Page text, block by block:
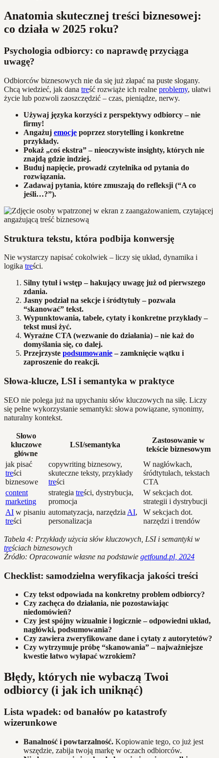
Anatomia skutecznej treści biznesowej:
co działa w 2025 roku?
Psychologia odbiorcy: co naprawdę przyciąga
uwagę?
Odbiorców biznesowych nie da się już złapać na puste slogany.
Chcą wiedzieć, jak dana treść rozwiąże ich realne problemy, ułatwi
życie lub pozwoli zaoszczędzić – czas, pieniądze, nerwy.
Używaj języka korzyści z perspektywy odbiorcy – nie
firmy!
Angażuj emocje poprzez storytelling i konkretne
przykłady.
Pokaż „coś ekstra” – nieoczywiste insighty, których nie
znajdą gdzie indziej.
Buduj napięcie, prowadź czytelnika od pytania do
rozwiązania.
Zadawaj pytania, które zmuszają do refleksji (“A co
jeśli…?”).
Struktura tekstu, która podbija konwersję
Nie wystarczy napisać cokolwiek – liczy się układ, dynamika i
logika treści.
Silny tytuł i wstęp – hakujący uwagę już od pierwszego
zdania.
Jasny podział na sekcje i śródtytuły – pozwala
“skanować” tekst.
Wypunktowania, tabele, cytaty i konkretne przykłady –
tekst musi żyć.
Wyraźne CTA (wezwanie do działania) – nie każ do
domyślania się, co dalej.
Przejrzyste podsumowanie– zamknięcie wątku i
zaproszenie do reakcji.
Słowa-klucze, LSI i semantyka w praktyce
SEO nie polega już na upychaniu słów kluczowych na siłę. Liczy
się pełne wykorzystanie semantyki: słowa powiązane, synonimy,
naturalny kontekst.
Słowo
kluczowe
główne
LSI/semantyka
Zastosowanie w
tekście biznesowym
jak pisać
treści
biznesowe
copywriting biznesowy,
skuteczne teksty, przykłady
treści
W nagłówkach,
śródtytułach, tekstach
CTA
content
marketing
strategia treści, dystrybucja,
promocja
W sekcjach dot.
strategii i dystrybucji
AI w pisaniu
treści
automatyzacja, narzędzia AI,
personalizacja
W sekcjach dot.
narzędzi i trendów
Tabela 4: Przykłady użycia słów kluczowych, LSI i semantyki w
treściach biznesowych
Źródło: Opracowanie własne na podstawie getfound.pl, 2024
Checklist: samodzielna weryfikacja jakości treści
Czy tekst odpowiada na konkretny problem odbiorcy?
Czy zachęca do działania, nie pozostawiając
niedomówień?
Czy jest spójny wizualnie i logicznie – odpowiedni układ,
nagłówki, podsumowania?
Czy zawiera zweryfikowane dane i cytaty z autorytetów?
Czy wytrzymuje próbę “skanowania” – najważniejsze
kwestie łatwo wyłapać wzrokiem?
Błędy, których nie wybaczą Twoi
odbiorcy (i jak ich uniknąć)
Lista wpadek: od banałów po katastrofy
wizerunkowe
Banalność i powtarzalność. Kopiowanie tego, co już jest
wszędzie, zabija twoją markę w oczach odbiorców.